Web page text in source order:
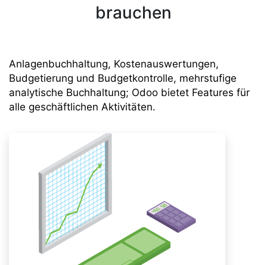
brauchen
Anlagenbuchhaltung, Kostenauswertungen,
Budgetierung und Budgetkontrolle, mehrstufige
analytische Buchhaltung; Odoo bietet Features für
alle geschäftlichen Aktivitäten.